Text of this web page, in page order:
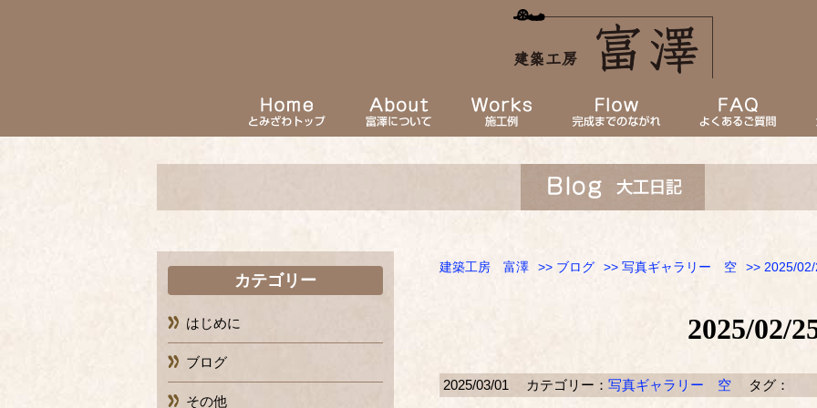
建築工房 富澤 >> ブログ >> 写真ギャラリー 空 >> 2025/
2025/02/
2025/03/01 カテゴリー： 写真ギャラリー 空 タグ：
カテゴリー
はじめに
ブログ
その他